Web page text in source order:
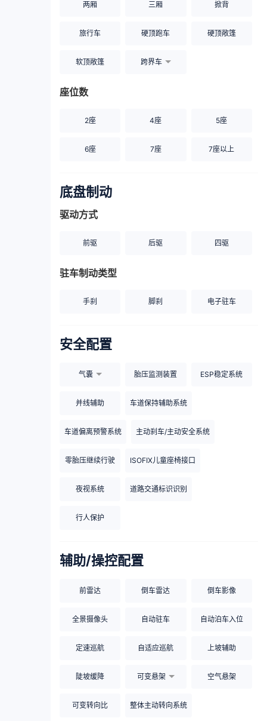
两厢 三厢 掀背
旅行车 硬顶跑车 硬顶敞篷
软顶敞篷 跨界车
座位数
2座 4座 5座
6座 7座 7座以上
底盘制动
驱动方式
前驱 后驱 四驱
驻车制动类型
手刹 脚刹 电子驻车
安全配置
气囊 胎压监测装置 ESP稳定系统
并线辅助 车道保持辅助系统
车道偏离预警系统 主动刹车/主动安全系统
零胎压继续行驶 ISOFIX儿童座椅接口
夜视系统 道路交通标识识别
行人保护
辅助/操控配置
前雷达 倒车雷达 倒车影像
全景摄像头 自动驻车 自动泊车入位
定速巡航 自适应巡航 上坡辅助
陡坡缓降 可变悬架 空气悬架
可变转向比 整体主动转向系统